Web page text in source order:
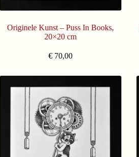
Originele Kunst – Puss In Books,
20×20 cm
€70,00